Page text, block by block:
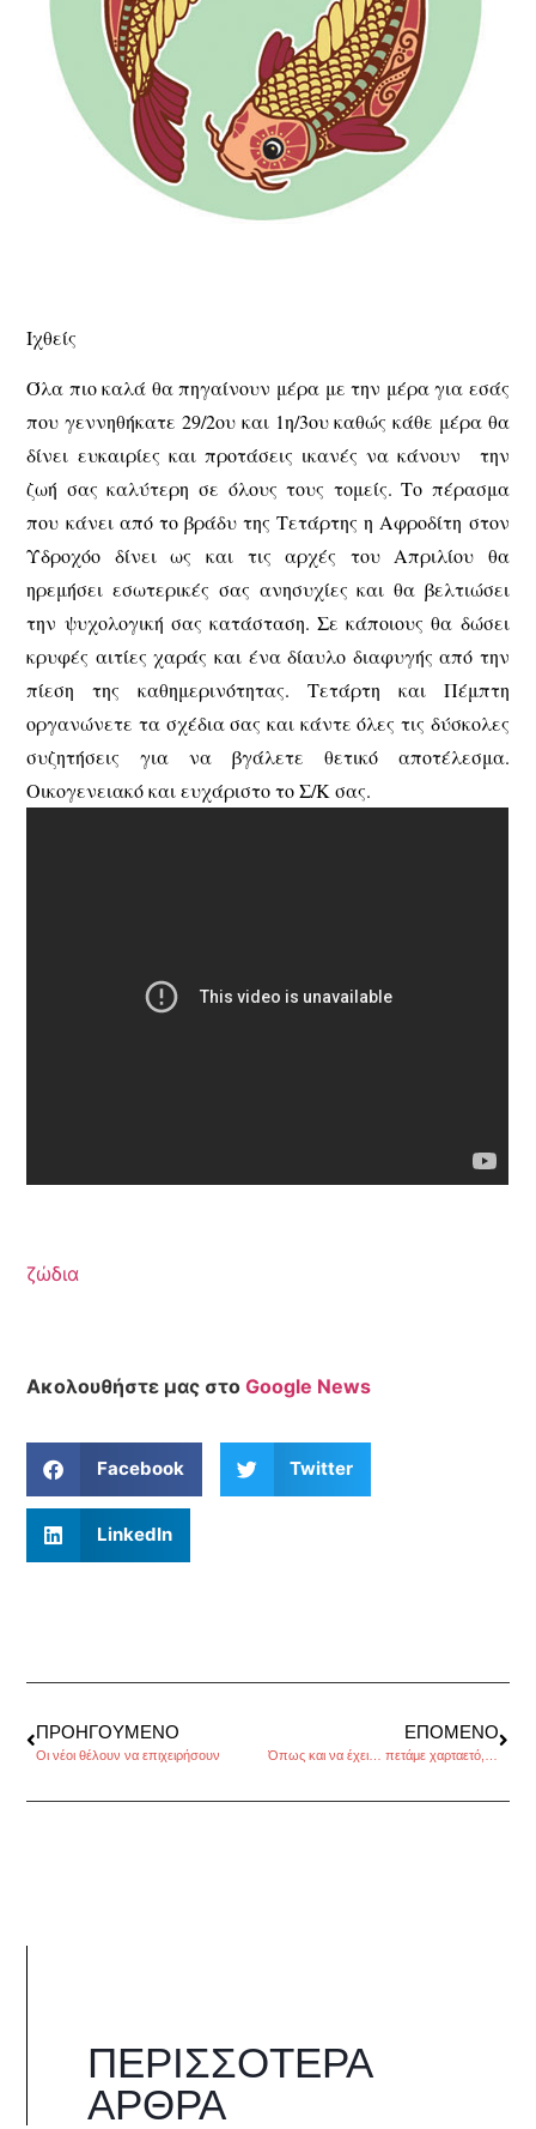
Ιχθείς
Όλα πιο καλά θα πηγαίνουν μέρα με την μέρα για εσάς
που γεννηθήκατε 29/2ου και 1η/3ου καθώς κάθε μέρα θα
δίνει ευκαιρίες και προτάσεις ικανές να κάνουν την
ζωή σας καλύτερη σε όλους τους τομείς. Το πέρασμα
που κάνει από το βράδυ της Τετάρτης η Αφροδίτη στον
Υδροχόο δίνει ως και τις αρχές του Απριλίου θα
ηρεμήσει εσωτερικές σας ανησυχίες και θα βελτιώσει
την ψυχολογική σας κατάσταση. Σε κάποιους θα δώσει
κρυφές αιτίες χαράς και ένα δίαυλο διαφυγής από την
πίεση της καθημερινότητας. Τετάρτη και Πέμπτη
οργανώνετε τα σχέδια σας και κάντε όλες τις δύσκολες
συζητήσεις για να βγάλετε θετικό αποτέλεσμα.
Οικογενειακό και ευχάριστο το Σ/Κ σας.
ζώδια
Ακολουθήστε μας στοGoogle News
Facebook Twitter
LinkedIn
ΠΡΟΗΓΟΎΜΕΝΟ
Οι νέοι θέλουν να επιχειρήσουν
ΕΠΌΜΕΝΟ
ΠΕΡΙΣΣΌΤΕΡΑ
ΆΡΘΡΑ